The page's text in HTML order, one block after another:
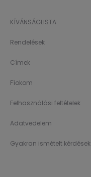
KÍVÁNSÁGLISTA
Rendelések
Címek
Fíokom
Felhasználási feltételek
Adatvedelem
Gyakran ismételt kérdések